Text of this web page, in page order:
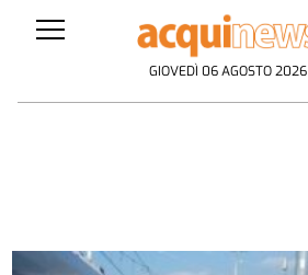
GIOVEDÌ 06 AGOSTO 2026